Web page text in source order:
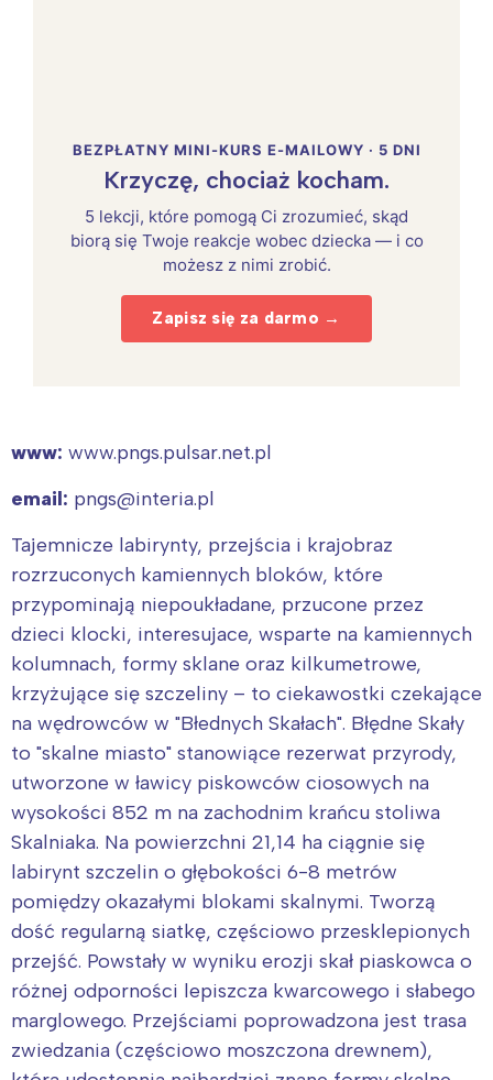
BEZPŁATNY MINI-KURS E-MAILOWY · 5 DNI
Krzyczę, chociaż kocham.
5 lekcji, które pomogą Ci zrozumieć, skąd
biorą się Twoje reakcje wobec dziecka — i co
możesz z nimi zrobić.
Zapisz się za darmo →
www: www.pngs.pulsar.net.pl
email: pngs@interia.pl
Tajemnicze labirynty, przejścia i krajobraz
rozrzuconych kamiennych bloków, które
przypominają niepoukładane, przucone przez
dzieci klocki, interesujace, wsparte na kamiennych
kolumnach, formy sklane oraz kilkumetrowe,
krzyżujące się szczeliny – to ciekawostki czekające
na wędrowców w "Błednych Skałach". Błędne Skały
to "skalne miasto" stanowiące rezerwat przyrody,
utworzone w ławicy piskowców ciosowych na
wysokości 852 m na zachodnim krańcu stoliwa
Skalniaka. Na powierzchni 21,14 ha ciągnie się
labirynt szczelin o głębokości 6-8 metrów
pomiędzy okazałymi blokami skalnymi. Tworzą
dość regularną siatkę, częściowo przesklepionych
przejść. Powstały w wyniku erozji skał piaskowca o
różnej odporności lepiszcza kwarcowego i słabego
marglowego. Przejściami poprowadzona jest trasa
zwiedzania (częściowo moszczona drewnem),